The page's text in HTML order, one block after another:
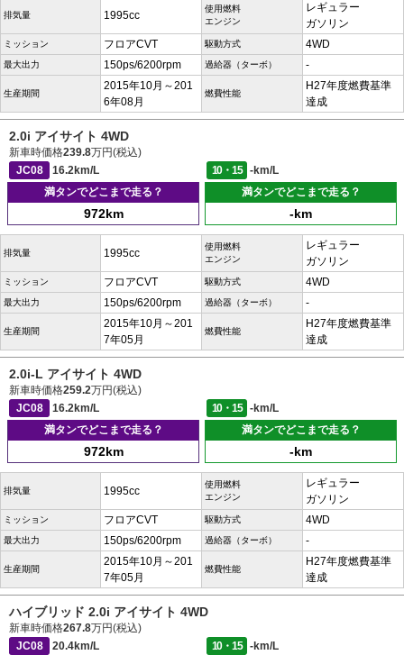
排気量 1995cc
使用燃料
エンジン
レギュラー
ガソリン
ミッション フロアCVT 駆動方式 4WD
最大出力 150ps/6200rpm 過給器（ターボ） -
生産期間
2015年10月～201
6年08月
燃費性能
H27年度燃費基準
達成
2.0i アイサイト 4WD
新車時価格239.8万円(税込)
JC08
16.2km/L 10・15
-km/L
満タンでどこまで走る？
972km
満タンでどこまで走る？
-km
排気量 1995cc
使用燃料
エンジン
レギュラー
ガソリン
ミッション フロアCVT 駆動方式 4WD
最大出力 150ps/6200rpm 過給器（ターボ） -
生産期間
2015年10月～201
7年05月
燃費性能
H27年度燃費基準
達成
2.0i-L アイサイト 4WD
新車時価格259.2万円(税込)
JC08
16.2km/L 10・15
-km/L
満タンでどこまで走る？
972km
満タンでどこまで走る？
-km
排気量 1995cc
使用燃料
エンジン
レギュラー
ガソリン
ミッション フロアCVT 駆動方式 4WD
最大出力 150ps/6200rpm 過給器（ターボ） -
生産期間
2015年10月～201
7年05月
燃費性能
H27年度燃費基準
達成
ハイブリッド 2.0i アイサイト 4WD
新車時価格267.8万円(税込)
JC08
20.4km/L 10・15
-km/L